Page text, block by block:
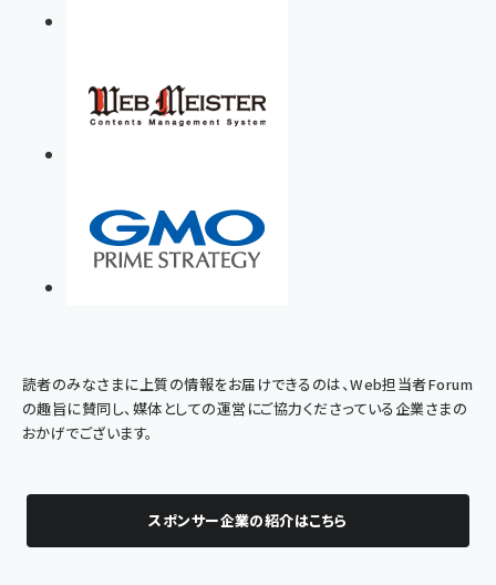
読者のみなさまに上質の情報をお届けできるのは、Web担当者Forum
の趣旨に賛同し、媒体としての運営にご協力くださっている企業さまの
おかげでございます。
スポンサー企業の紹介はこちら